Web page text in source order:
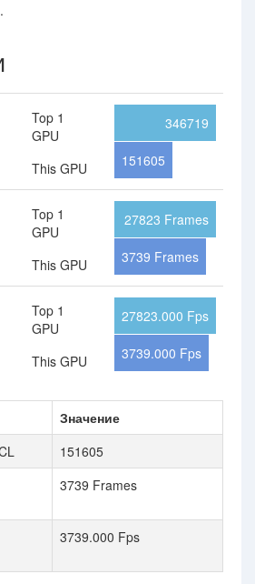
Top 1
GPU
This GPU
346719
151605
Top 1
GPU
This GPU
27823 Frames
3739 Frames
Top 1
GPU
This GPU
27823.000 Fps
3739.000 Fps
Значение
151605
3739 Frames
3739.000 Fps